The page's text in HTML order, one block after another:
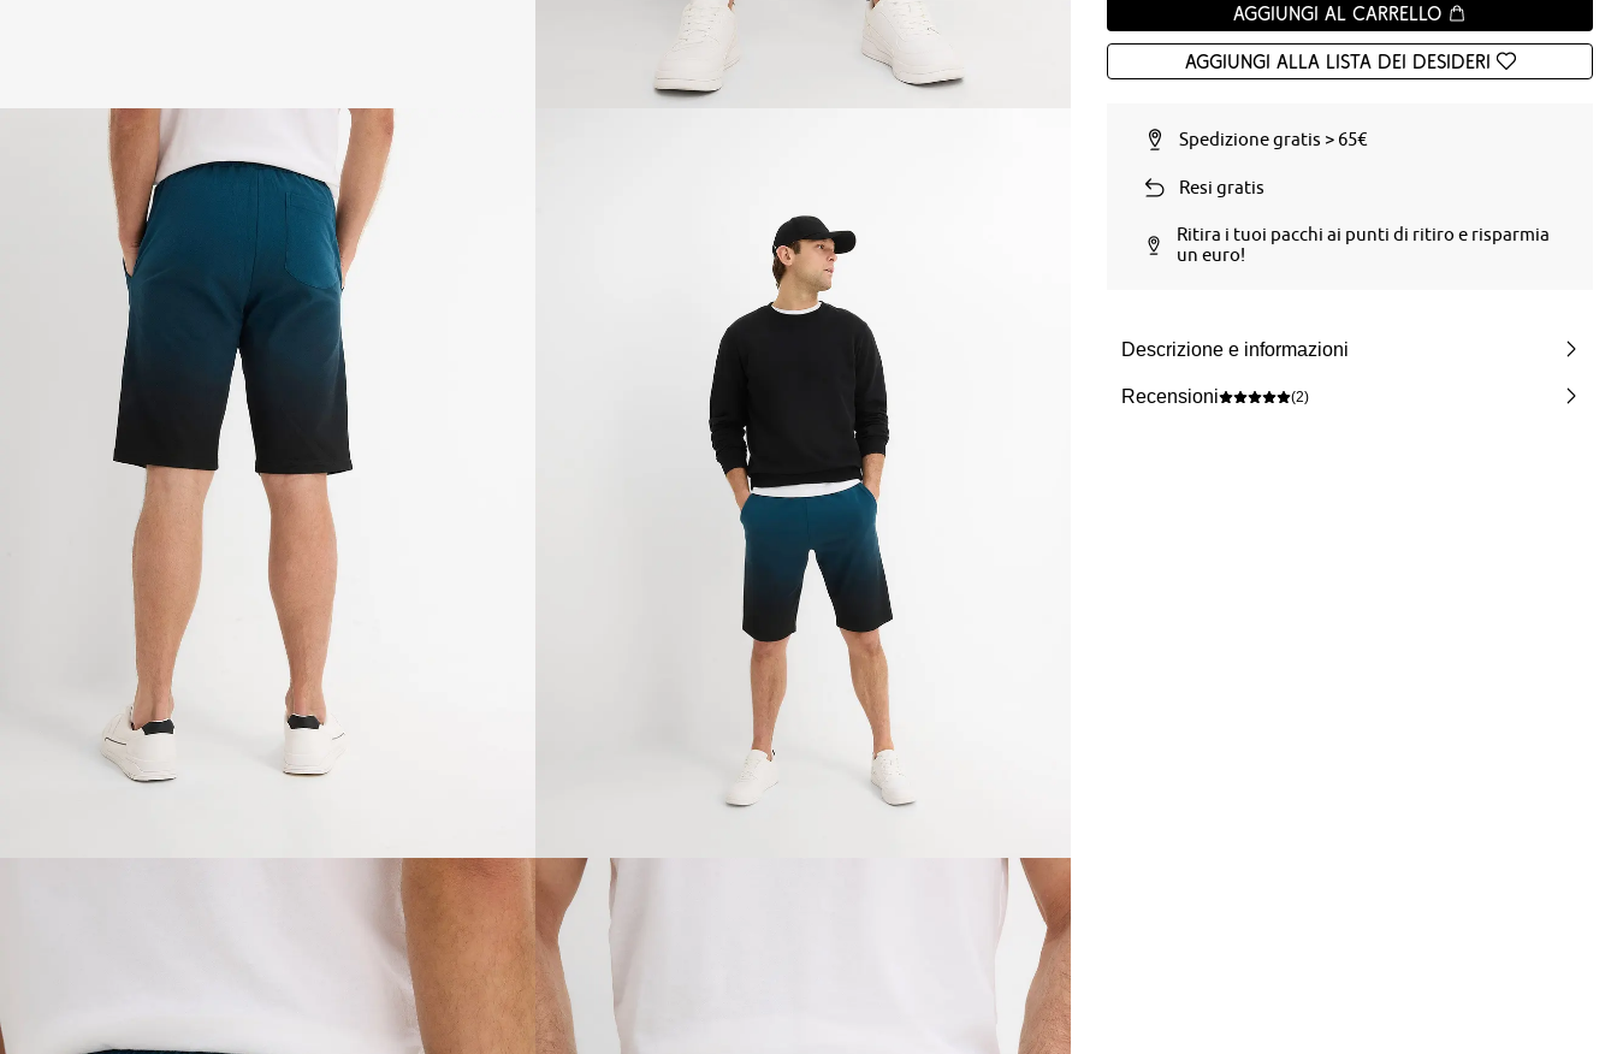
Aggiungi al carrello
Aggiungi alla Lista dei desideri
Spedizione gratis > 65€
Resi gratis
Ritira i tuoi pacchi ai punti di ritiro e risparmia
un euro!
Descrizione e informazioni
Recensioni (2)